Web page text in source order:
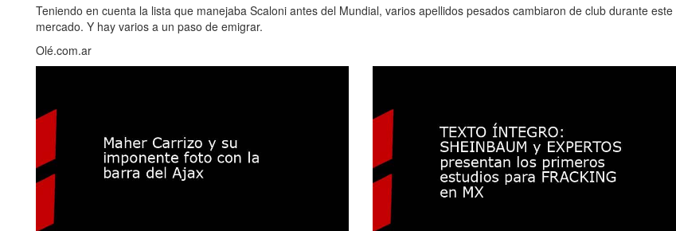
Teniendo en cuenta la lista que manejaba Scaloni antes del Mundial, varios apellidos pesados cambiaron de club durante este
mercado. Y hay varios a un paso de emigrar.
Olé.com.ar